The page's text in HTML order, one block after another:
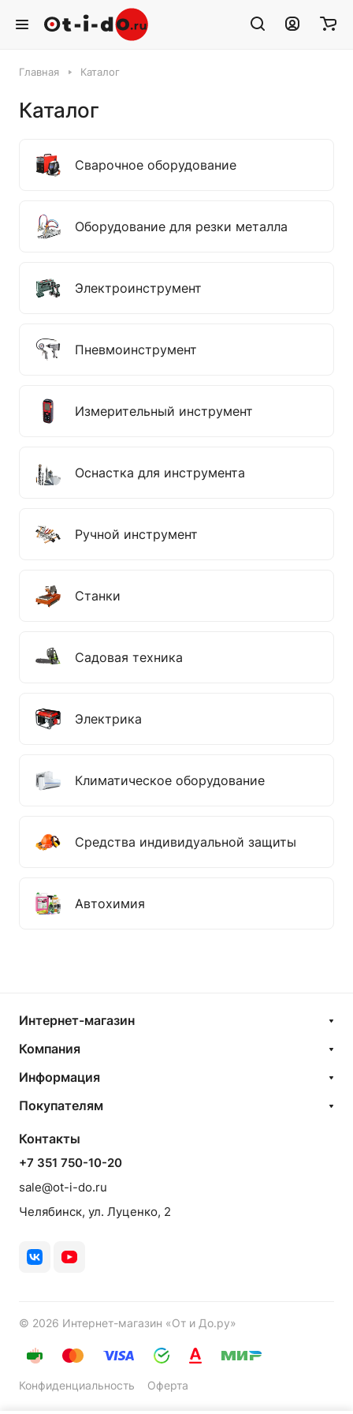
Главная Каталог
Каталог
Сварочное оборудование
Оборудование для резки металла
Электроинструмент
Пневмоинструмент
Измерительный инструмент
Оснастка для инструмента
Ручной инструмент
Станки
Садовая техника
Электрика
Климатическое оборудование
Средства индивидуальной защиты
Автохимия
Интернет-магазин
Компания
Информация
Покупателям
Контакты
+7 351 750-10-20
sale@ot-i-do.ru
Челябинск, ул. Луценко, 2
© 2026 Интернет-магазин «От и До.ру»
Конфиденциальность Оферта